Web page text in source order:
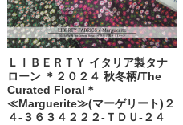
ＬＩＢＥＲＴＹ イタリア製タナ
ローン ＊２０２４ 秋冬柄/The
Curated Floral＊
≪Marguerite≫(マーゲリート)２
４-３６３４２２２-ＴＤＵ-２４